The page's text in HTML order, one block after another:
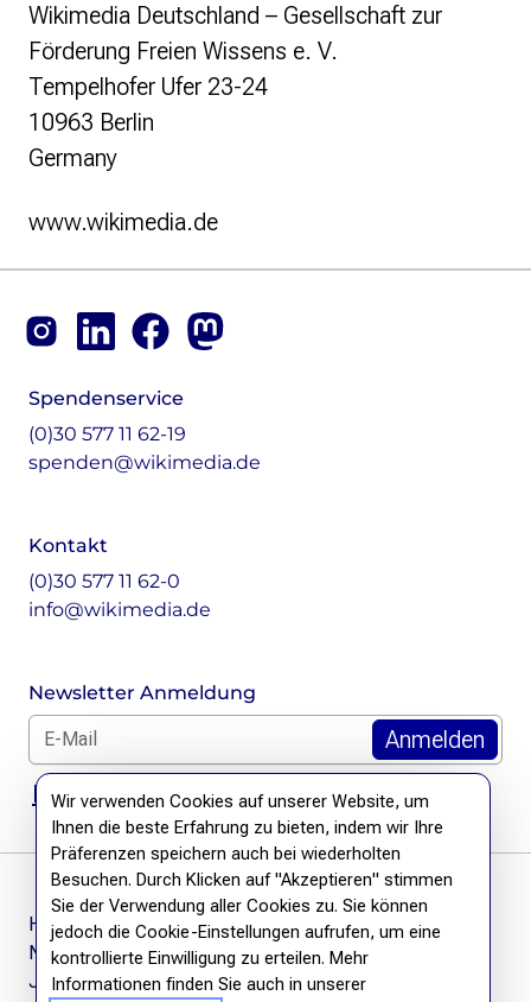
Wikimedia Deutschland – Gesellschaft zur
Förderung Freien Wissens e. V.
Tempelhofer Ufer 23-24
10963 Berlin
Germany
www.wikimedia.de
InstagramLinkedInFacebookMastodon
Spendenservice
(0)30 577 11 62-19
spenden@wikimedia.de
Kontakt
(0)30 577 11 62-0
info@wikimedia.de
Newsletter Anmeldung
E-Mail für Newsletter *
DSGVO Hinweis
Häufige Fragen
Newsletter
Jobs
Wir verwenden Cookies auf unserer Website, um
Ihnen die beste Erfahrung zu bieten, indem wir Ihre
Präferenzen speichern auch bei wiederholten
Besuchen. Durch Klicken auf "Akzeptieren" stimmen
Sie der Verwendung aller Cookies zu. Sie können
jedoch die Cookie-Einstellungen aufrufen, um eine
kontrollierte Einwilligung zu erteilen. Mehr
Informationen finden Sie auch in unserer